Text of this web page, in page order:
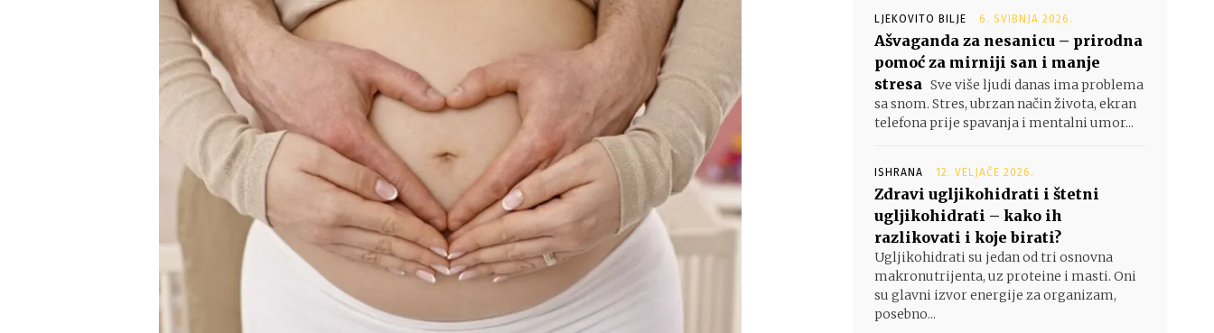
LJEKOVITO BILJE 6. SVIBNJA 2026.
Ašvaganda za nesanicu – prirodna
pomoć za mirniji san i manje
stresa Sve više ljudi danas ima problema
sa snom. Stres, ubrzan način života, ekran
telefona prije spavanja i mentalni umor...
ISHRANA 12. VELJAČE 2026.
Zdravi ugljikohidrati i štetni
ugljikohidrati – kako ih
razlikovati i koje birati?
Ugljikohidrati su jedan od tri osnovna
makronutrijenta, uz proteine i masti. Oni
su glavni izvor energije za organizam,
posebno...